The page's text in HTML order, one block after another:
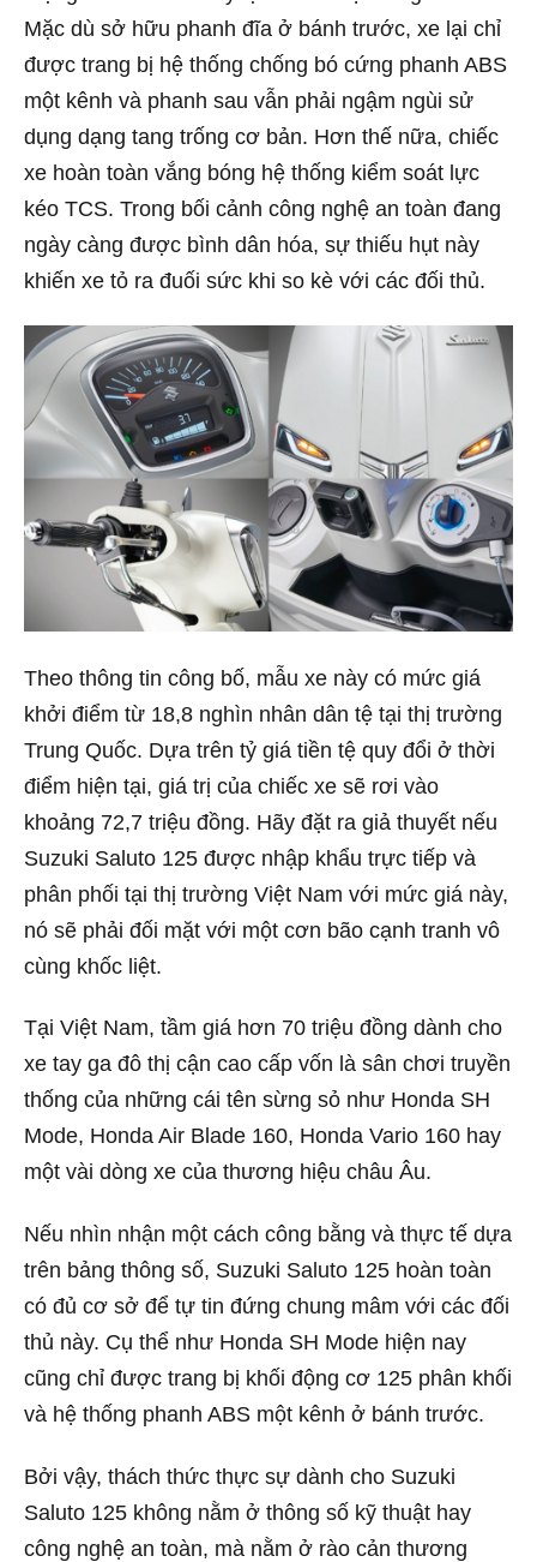
Mặc dù sở hữu phanh đĩa ở bánh trước, xe lại chỉ
được trang bị hệ thống chống bó cứng phanh ABS
một kênh và phanh sau vẫn phải ngậm ngùi sử
dụng dạng tang trống cơ bản. Hơn thế nữa, chiếc
xe hoàn toàn vắng bóng hệ thống kiểm soát lực
kéo TCS. Trong bối cảnh công nghệ an toàn đang
ngày càng được bình dân hóa, sự thiếu hụt này
khiến xe tỏ ra đuối sức khi so kè với các đối thủ.
Theo thông tin công bố, mẫu xe này có mức giá
khởi điểm từ 18,8 nghìn nhân dân tệ tại thị trường
Trung Quốc. Dựa trên tỷ giá tiền tệ quy đổi ở thời
điểm hiện tại, giá trị của chiếc xe sẽ rơi vào
khoảng 72,7 triệu đồng. Hãy đặt ra giả thuyết nếu
Suzuki Saluto 125 được nhập khẩu trực tiếp và
phân phối tại thị trường Việt Nam với mức giá này,
nó sẽ phải đối mặt với một cơn bão cạnh tranh vô
cùng khốc liệt.
Tại Việt Nam, tầm giá hơn 70 triệu đồng dành cho
xe tay ga đô thị cận cao cấp vốn là sân chơi truyền
thống của những cái tên sừng sỏ như Honda SH
Mode, Honda Air Blade 160, Honda Vario 160 hay
một vài dòng xe của thương hiệu châu Âu.
Nếu nhìn nhận một cách công bằng và thực tế dựa
trên bảng thông số, Suzuki Saluto 125 hoàn toàn
có đủ cơ sở để tự tin đứng chung mâm với các đối
thủ này. Cụ thể như Honda SH Mode hiện nay
cũng chỉ được trang bị khối động cơ 125 phân khối
và hệ thống phanh ABS một kênh ở bánh trước.
Bởi vậy, thách thức thực sự dành cho Suzuki
Saluto 125 không nằm ở thông số kỹ thuật hay
công nghệ an toàn, mà nằm ở rào cản thương